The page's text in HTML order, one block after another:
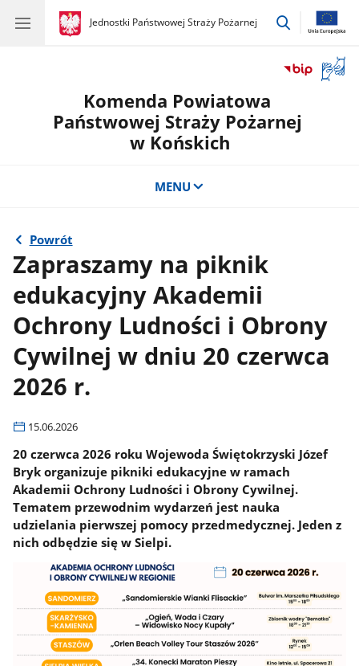
gov.pl
Jednostki Państwowej Straży Pożarnej
gov.pl
Jednostki
przejdź
okno
Komenda Powiatowa
Państwowej Straży Pożarnej
w Końskich
MENU
Powrót
Zapraszamy na piknik
edukacyjny Akademii
Ochrony Ludności i Obrony
Cywilnej w dniu 20 czerwca
2026 r.
15.06.2026
20 czerwca 2026 roku Wojewoda Świętokrzyski Józef
Bryk organizuje pikniki edukacyjne w ramach
Akademii Ochrony Ludności i Obrony Cywilnej.
Tematem przewodnim wydarzeń jest nauka
udzielania pierwszej pomocy przedmedycznej. Jeden z
nich odbędzie się w Sielpi.